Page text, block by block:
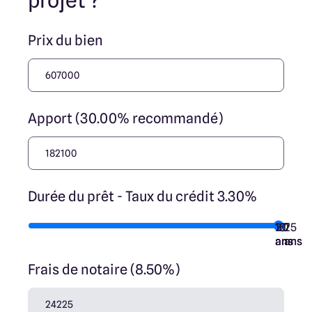
Prix du bien
Apport (30.00% recommandé)
Durée du prêt - Taux du crédit 3.30%
7
ans
10
ans
15
ans
20
ans
25
ans
Frais de notaire (8.50%)